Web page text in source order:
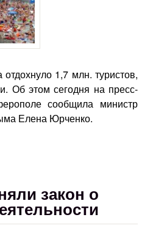
1,7 млн. туристов,
Об этом сегодня на пресс-
сообщила министр
Елена Юрченко.
закон о